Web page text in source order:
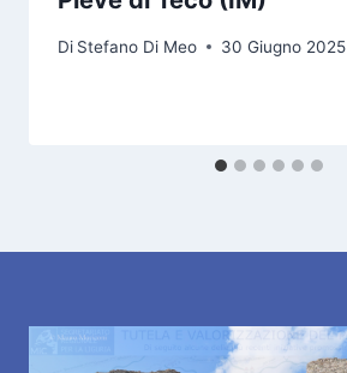
Di Stefano Di Meo 30 Giugno 2025